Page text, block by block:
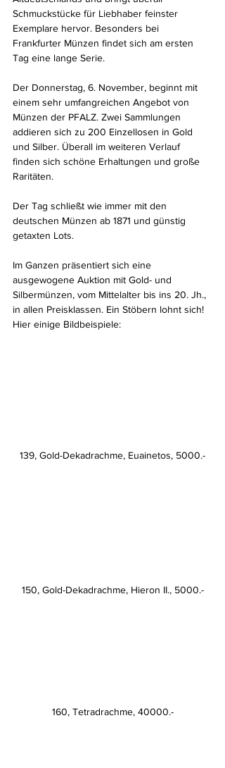
Schmuckstücke für Liebhaber feinster
Exemplare hervor. Besonders bei
Frankfurter Münzen findet sich am ersten
Tag eine lange Serie.
Der Donnerstag, 6. November, beginnt mit
einem sehr umfangreichen Angebot von
Münzen der PFALZ. Zwei Sammlungen
addieren sich zu 200 Einzellosen in Gold
und Silber. Überall im weiteren Verlauf
finden sich schöne Erhaltungen und große
Raritäten.
Der Tag schließt wie immer mit den
deutschen Münzen ab 1871 und günstig
getaxten Lots.
Im Ganzen präsentiert sich eine
ausgewogene Auktion mit Gold- und
Silbermünzen, vom Mittelalter bis ins 20. Jh.,
in allen Preisklassen. Ein Stöbern lohnt sich!
Hier einige Bildbeispiele:
139, Gold-Dekadrachme, Euainetos, 5000.-
150, Gold-Dekadrachme, Hieron II., 5000.-
160, Tetradrachme, 40000.-